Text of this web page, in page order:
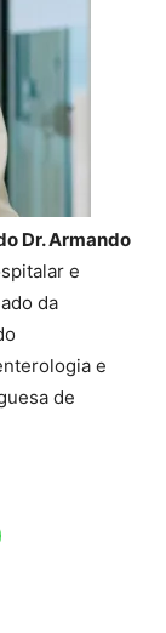
Dr. Armando
e
da
e
de